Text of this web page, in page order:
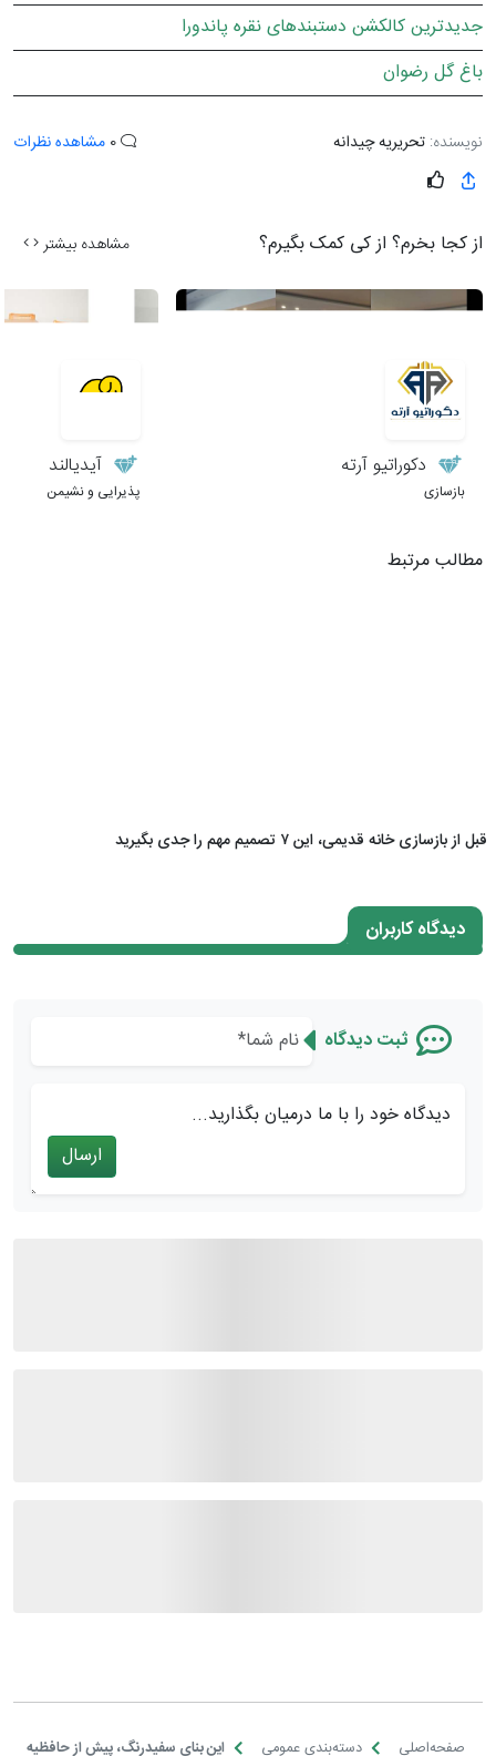
جدیدترین کالکشن دستبندهای نقره پاندورا
باغ گل رضوان
نویسنده: تحریریه چیدانه مشاهده نظرات
از کجا بخرم؟ از کی کمک بگیرم؟ مشاهده بیشتر
دکوراتیو آرته
بازسازی
آیدیالند
پذیرایی و نشیمن
مطالب مرتبط
قبل از بازسازی خانه قدیمی، این ۷ تصمیم مهم را جدی بگیرید
دیدگاه کاربران
ثبت دیدگاه
دیدگاه خود را با ما درمیان بگذارید...
ارسال